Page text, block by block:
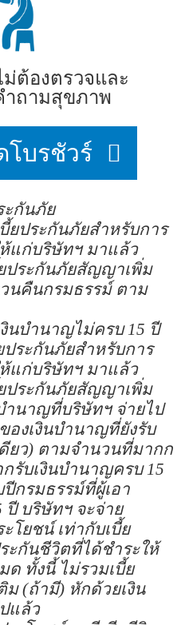
ต้องตรวจและ
ถามสุขภาพ
บรชัวร์
ะกันภัย
ยประกันภัยสำหรับการ
แก่บริษัทฯ มาแล้ว
ประกันภัยสัญญาเพิ่ม
วนคืนกรมธรรม์ ตาม
นบำนาญไม่ครบ 15 ปี
ประกันภัยสำหรับการ
แก่บริษัทฯ มาแล้ว
ประกันภัยสัญญาเพิ่ม
ำนาญที่บริษัทฯ จ่ายไป
งเงินบำนาญที่ยังรับ
ดียว) ตามจำนวนที่มากก
รับเงินบำนาญครบ 15
กรมธรรม์ที่ผู้เอา
ปี บริษัทฯ จะจ่าย
โยชน์ เท่ากับเบี้ย
ะกันชีวิตที่ได้ชำระให้
ทั้งนี้ ไม่รวมเบี้ย
(ถ้ามี) หักด้วยเงิน
แล้ว